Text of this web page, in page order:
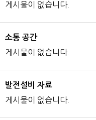
게시물이 없습니다.
소통 공간
게시물이 없습니다.
발전설비 자료
게시물이 없습니다.